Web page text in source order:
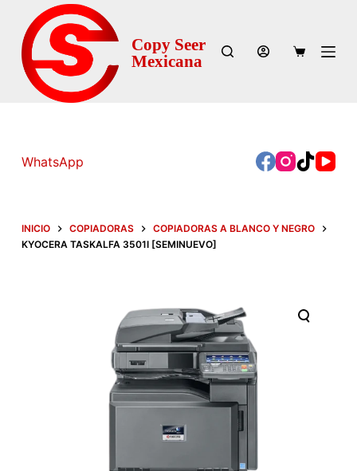
a
n
Copy Seer
Mexicana
WhatsApp
INICIO COPIADORAS
COPIADORAS A BLANCO Y NEGRO
KYOCERA TASKALFA 3501I [SEMINUEVO]